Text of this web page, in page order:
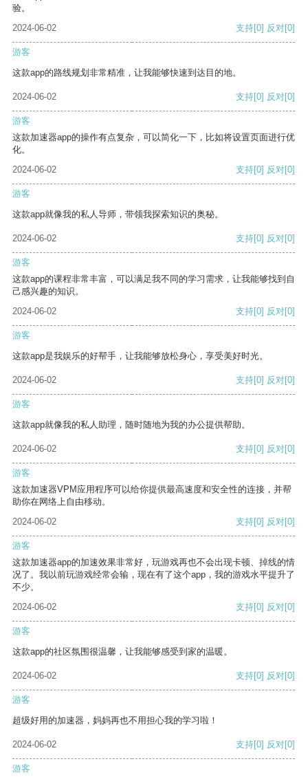
验。
2024-06-02
支持[0] 反对[0]
游客
这款app的路线规划非常精准，让我能够快速到达目的地。
2024-06-02 支持[0] 反对[0]
游客
这款加速器app的操作有点复杂，可以简化一下，比如将设置页面进行优
化。
2024-06-02
支持[0] 反对[0]
游客
这款app就像我的私人导师，带领我探索知识的奥秘。
2024-06-02 支持[0] 反对[0]
游客
这款app的课程非常丰富，可以满足我不同的学习需求，让我能够找到自
己感兴趣的知识。
2024-06-02
支持[0] 反对[0]
游客
这款app是我娱乐的好帮手，让我能够放松身心，享受美好时光。
2024-06-02 支持[0] 反对[0]
游客
这款app就像我的私人助理，随时随地为我的办公提供帮助。
2024-06-02 支持[0] 反对[0]
游客
这款加速器VPM应用程序可以给你提供最高速度和安全性的连接，并帮
助你在网络上自由移动。
2024-06-02
支持[0] 反对[0]
游客
这款加速器app的加速效果非常好，玩游戏再也不会出现卡顿、掉线的情
况了。我以前玩游戏经常会输，现在有了这个app，我的游戏水平提升了
不少。
2024-06-02
支持[0] 反对[0]
游客
这款app的社区氛围很温馨，让我能够感受到家的温暖。
2024-06-02 支持[0] 反对[0]
游客
超级好用的加速器，妈妈再也不用担心我的学习啦！
2024-06-02 支持[0] 反对[0]
游客